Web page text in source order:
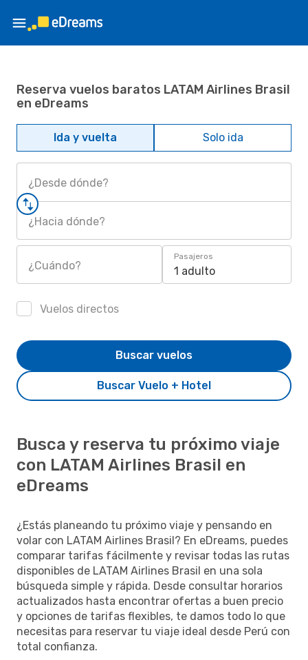
Reserva vuelos baratos LATAM Airlines Brasil
en eDreams
Ida y vuelta Solo ida
¿Desde dónde?
¿Hacia dónde?
¿Cuándo?
Pasajeros
1 adulto
Vuelos directos
Buscar Vuelo + Hotel
Buscar vuelos
Busca y reserva tu próximo viaje
con LATAM Airlines Brasil en
eDreams
¿Estás planeando tu próximo viaje y pensando en
volar con LATAM Airlines Brasil? En eDreams, puedes
comparar tarifas fácilmente y revisar todas las rutas
disponibles de LATAM Airlines Brasil en una sola
búsqueda simple y rápida. Desde consultar horarios
actualizados hasta encontrar ofertas a buen precio
y opciones de tarifas flexibles, te damos todo lo que
necesitas para reservar tu viaje ideal desde Perú con
total confianza.